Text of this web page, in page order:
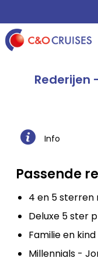
Rederijen
Info
Passende
4 en 5 sterren
Deluxe 5 ster
Familie en kind
Millennials -